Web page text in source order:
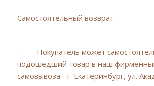
Самостоятельный возврат
· Покупатель может
подошедший товар в наш
самовывоза - г. Екатеринбург, ул.